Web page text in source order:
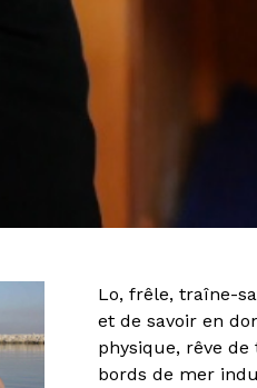
Lo, frêle, traîne-
et de savoir en
physique, rêve
bords de mer